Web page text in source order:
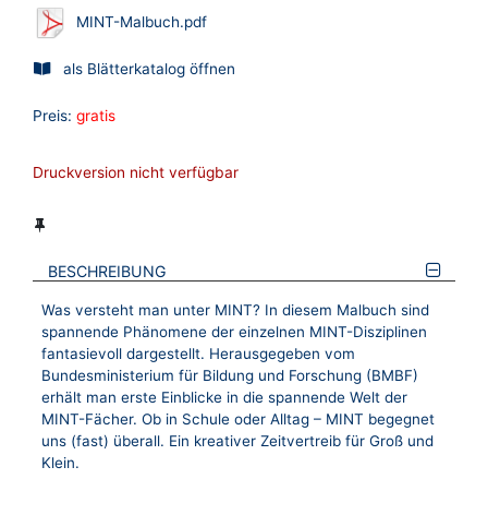
MINT-Malbuch.pdf
als Blätterkatalog öffnen
Preis: gratis
Druckversion nicht verfügbar
BESCHREIBUNG
Was versteht man unter MINT? In diesem Malbuch sind
spannende Phänomene der einzelnen MINT-Disziplinen
fantasievoll dargestellt. Herausgegeben vom
Bundesministerium für Bildung und Forschung (BMBF)
erhält man erste Einblicke in die spannende Welt der
MINT-Fächer. Ob in Schule oder Alltag – MINT begegnet
uns (fast) überall. Ein kreativer Zeitvertreib für Groß und
Klein.